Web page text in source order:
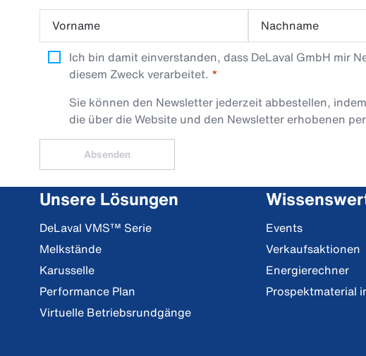
Vorname Nachname
Ich bin damit einverstanden, dass DeLaval GmbH mir
diesem Zweck verarbeitet.
Sie können den Newsletter jederzeit abbestellen,
die über die Website und den Newsletter erhobenen
Absenden
Unsere Lösungen
DeLaval VMS™ Serie
Melkstände
Karusselle
Performance Plan
Virtuelle Betriebsrundgänge
Events
Verkaufsaktionen
Energierechner
Prospektmaterial